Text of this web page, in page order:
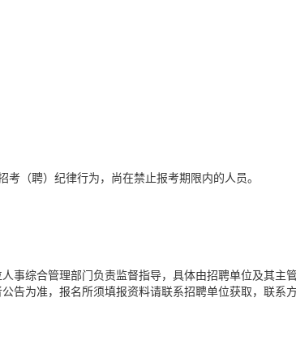
（聘）纪律行为，尚在禁止报考期限内的人员。
事综合管理部门负责监督指导，具体由招聘单位及其主
告为准，报名所须填报资料请联系招聘单位获取，联系